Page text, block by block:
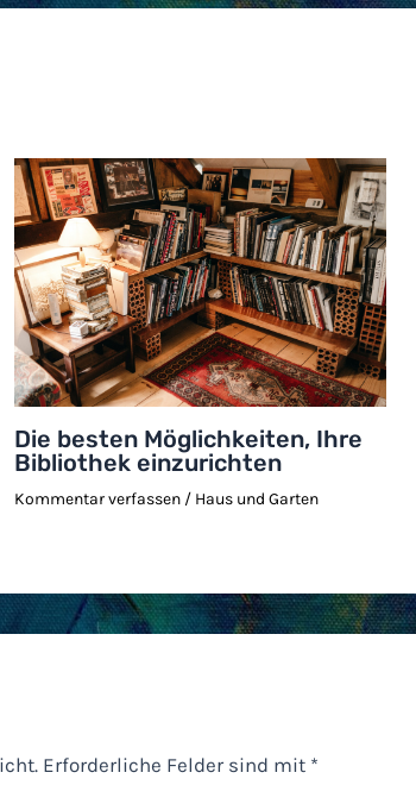
Die besten Möglichkeiten, Ihre
Bibliothek einzurichten
Kommentar verfassen / Haus und Garten
Erforderliche Felder sind mit *